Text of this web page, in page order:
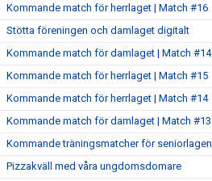
Kommande match för herrlaget | Match #16
Stötta föreningen och damlaget digitalt
Kommande match för damlaget | Match #14
Kommande match för herrlaget | Match #15
Kommande match för herrlaget | Match #14
Kommande match för damlaget | Match #13
Kommande träningsmatcher för seniorlagen
Pizzakväll med våra ungdomsdomare